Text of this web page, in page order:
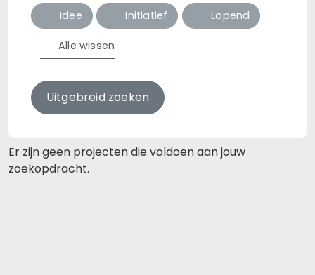
Idee Initiatief Lopend
Alle wissen
Uitgebreid zoeken
Er zijn geen projecten die voldoen aan jouw
zoekopdracht.